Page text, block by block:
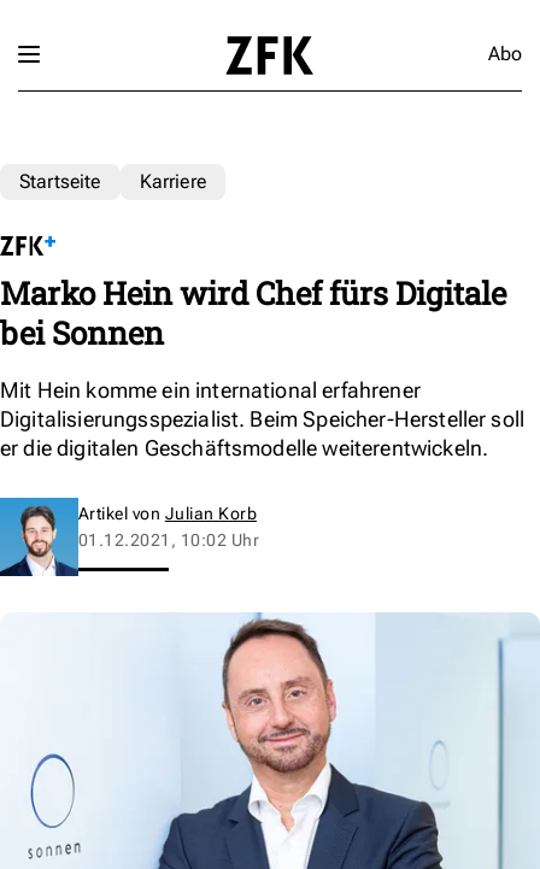
Abo
Startseite Karriere
Marko Hein wird Chef fürs Digitale
bei Sonnen
Mit Hein komme ein international erfahrener
Digitalisierungsspezialist. Beim Speicher-Hersteller soll
er die digitalen Geschäftsmodelle weiterentwickeln.
Artikel von Julian Korb
01.12.2021, 10:02 Uhr